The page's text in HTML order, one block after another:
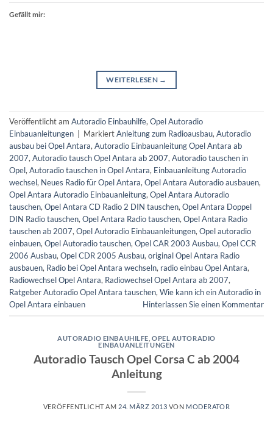
Gefällt mir:
WEITERLESEN →
Veröffentlicht am Autoradio Einbauhilfe,Opel Autoradio
Einbauanleitungen
MarkiertAnleitung zum Radioausbau,Autoradio
ausbau bei Opel Antara,Autoradio Einbauanleitung Opel Antara ab
2007,Autoradio tausch Opel Antara ab 2007,Autoradio tauschen in
Opel,Autoradio tauschen in Opel Antara, Einbauanleitung Autoradio
wechsel, Neues Radio für Opel Antara,Opel Antara Autoradio ausbauen,
Opel Antara Autoradio Einbauanleitung,Opel Antara Autoradio
tauschen,Opel Antara CD Radio 2 DIN tauschen,Opel Antara Doppel
DIN Radio tauschen,Opel Antara Radio tauschen,Opel Antara Radio
tauschen ab 2007,Opel Autoradio Einbauanleitungen,Opel autoradio
einbauen,Opel Autoradio tauschen,Opel CAR 2003 Ausbau,Opel CCR
2006 Ausbau,Opel CDR 2005 Ausbau,original Opel Antara Radio
ausbauen, Radio bei Opel Antara wechseln, radio einbau Opel Antara,
Radiowechsel Opel Antara, Radiowechsel Opel Antara ab 2007,
Ratgeber Autoradio Opel Antara tauschen,Wie kann ich ein Autoradio in
Opel Antara einbauen
Hinterlassen Sie einen Kommentar
AUTORADIO EINBAUHILFE ,OPEL AUTORADIO
EINBAUANLEITUNGEN
Autoradio Tausch Opel Corsa C ab 2004
Anleitung
VERÖFFENTLICHT AM 24. MÄRZ 2013 VON MODERATOR